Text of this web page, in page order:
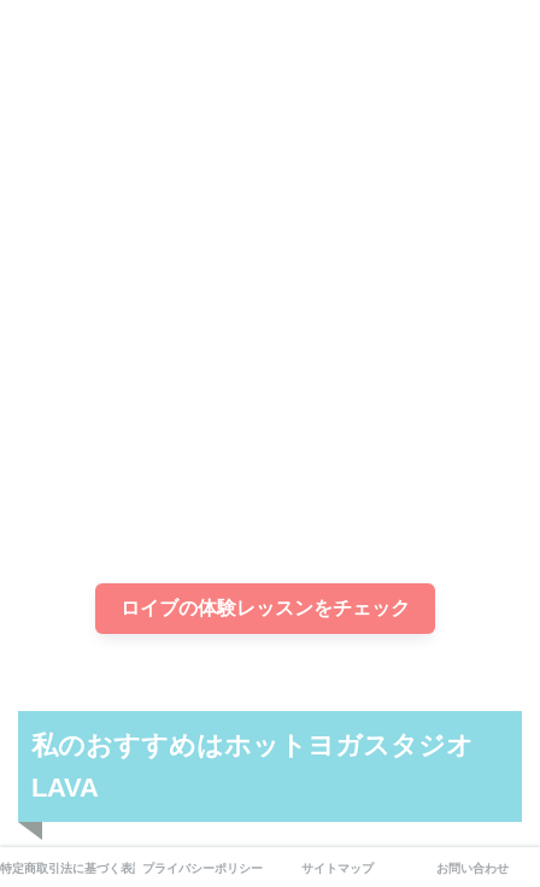
ロイブの体験レッスンをチェック
私のおすすめはホットヨガスタジオ
LAVA
特定商取引法に基づく表記プライバシーポリシー サイトマップ お問い合わせ